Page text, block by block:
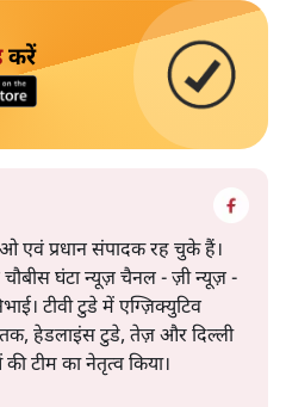
करें
प्रधान संपादक रह चुके हैं।
घंटा न्यूज़ चैनल - ज़ी न्यूज़ -
टीवी टुडे में एग्ज़िक्युटिव
हेडलाइंस टुडे, तेज़ और दिल्ली
टीम का नेतृत्व किया।